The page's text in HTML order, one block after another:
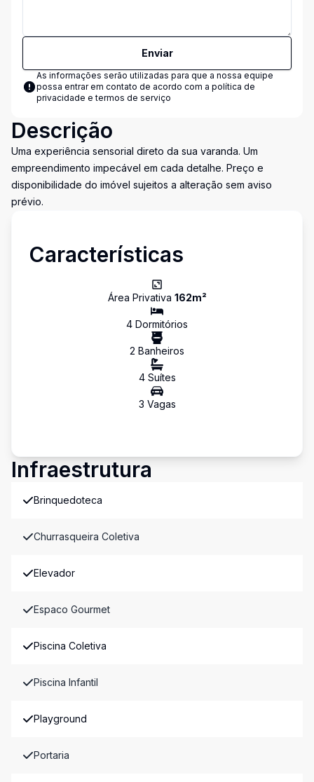
Enviar
As informações serão utilizadas para que a nossa equipe
possa entrar em contato de acordo com a política de
privacidade e termos de serviço
Descrição
Uma experiência sensorial direto da sua varanda. Um
empreendimento impecável em cada detalhe. Preço e
disponibilidade do imóvel sujeitos a alteração sem aviso
prévio.
Características
Área Privativa 162m²
4 Dormitórios
2 Banheiros
4Suítes
3 Vagas
Infraestrutura
Brinquedoteca
Churrasqueira Coletiva
Elevador
Espaco Gourmet
Piscina Coletiva
Piscina Infantil
Playground
Portaria